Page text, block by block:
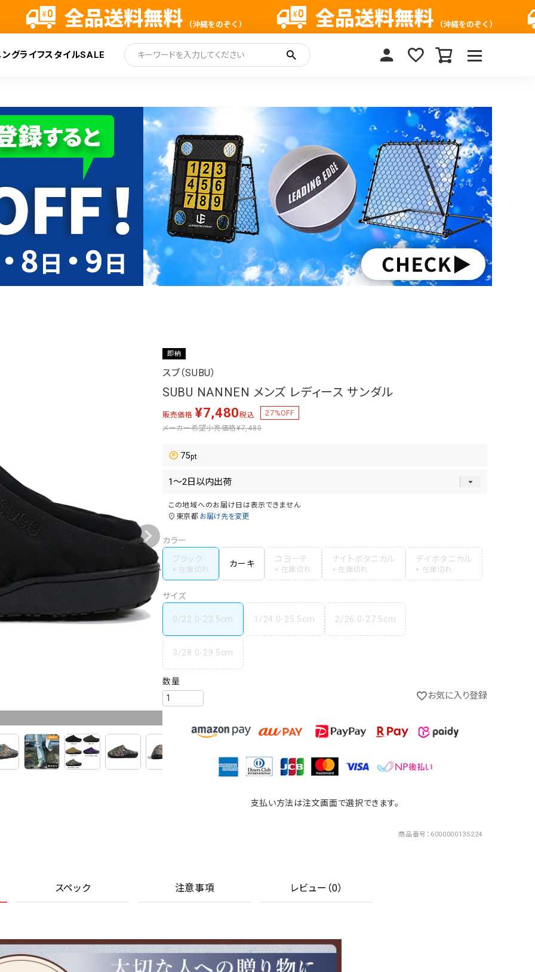
ングライフスタイルSALE
即納
スブ（SUBU）
SUBU NANNEN メンズ レディース サンダル
販売価格 ¥7,480税込 27%OFF
メーカー希望小売価格¥7,480
75
この地域へのお届け日は表示できません
東京都 お届け先を変更
カラー
ブラック
カーキ
コヨーテ ナイトボタニカル デイボタニカル
サイズ
0/22.0-23.5cm 1/24.0-25.5cm 2/26.0-27.5cm
3/28.0-29.5cm
お気に入り登録
支払い方法は注文画面で選択できます。
商品番号 6000000135224
スペック 注意事項 レビュー（0）